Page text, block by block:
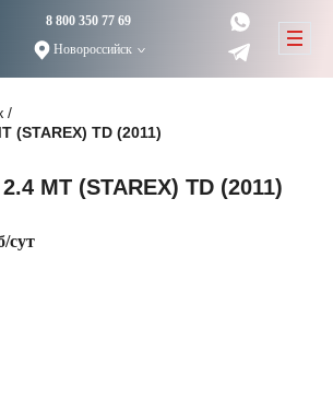
8 800 350 77 69
Новороссийск
/
(STAREX) TD (2011)
MT (STAREX) TD (2011)
сут